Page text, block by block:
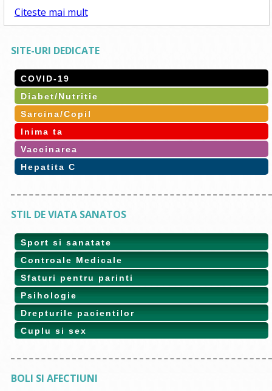
Citeste mai mult
SITE-URI DEDICATE
COVID-19
Diabet/Nutritie
Sarcina/Copil
Inima ta
Vaccinarea
Hepatita C
STIL DE VIATA SANATOS
Sport si sanatate
Controale Medicale
Sfaturi pentru parinti
Psihologie
Drepturile pacientilor
Cuplu si sex
BOLI SI AFECTIUNI